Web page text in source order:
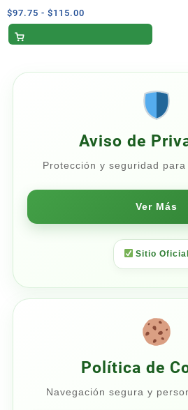
Desechable Gillette Daisy – 10
Piezas
$97.75 - $115.00
de
$97.75
Aviso de
Protección y seguridad
Ver Más
Sitio Oficial
Política de
Navegación segura y